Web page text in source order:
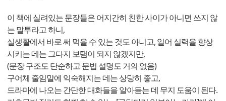
이 책에 실려있는 문장들은 어지간히 친한 사이가 아니면 쓰지 않
는 말투라고 하니,
실생활에서 바로 써 먹을 수 있는 것도 아니고, 일어 실력을 향상
시키는 데는 그다지 보탬이 되지 않겠지만,
(문장 구조도 단순하고 문법 설명도 거의 없음)
구어체 줄임말에 익숙해지는 데는 상당히 좋고,
드라마에 나오는 간단한 대화들을 알아듣는 데 무지 도움이 된다.